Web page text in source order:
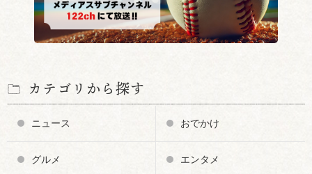
カテゴリから探す
ニュース おでかけ
グルメ エンタメ